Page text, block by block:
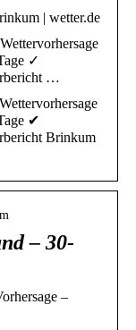
| wetter.de
✓
…
✔
Brinkum
– 30-
–